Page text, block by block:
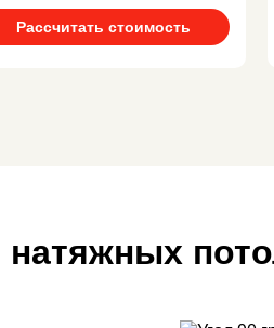
Рассчитать стоимость